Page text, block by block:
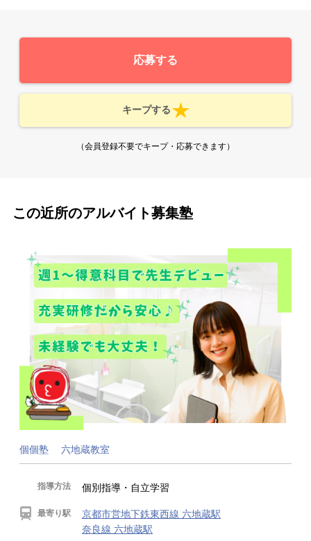
応募する
キープする
（会員登録不要でキープ・応募できます）
この近所のアルバイト募集塾
個個塾 六地蔵教室
指導方法 個別指導・自立学習
最寄り駅
京都市営地下鉄東西線 六地蔵駅
奈良線 六地蔵駅